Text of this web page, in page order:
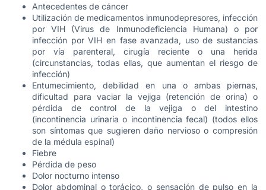
Antecedentes de cáncer
Utilización de medicamentos inmunodepresores, infección
por VIH (Virus de Inmunodeficiencia Humana) o por
infección por VIH en fase avanzada, uso de sustancias
por vía parenteral, cirugía reciente o una herida
(circunstancias, todas ellas, que aumentan el riesgo de
infección)
Entumecimiento, debilidad en una o ambas piernas,
dificultad para vaciar la vejiga (retención de orina) o
pérdida de control de la vejiga o del intestino
(incontinencia urinaria o incontinencia fecal) (todos ellos
son síntomas que sugieren daño nervioso o compresión
de la médula espinal)
Fiebre
Pérdida de peso
Dolor nocturno intenso
Dolor abdominal o torácico, o sensación de pulso en la